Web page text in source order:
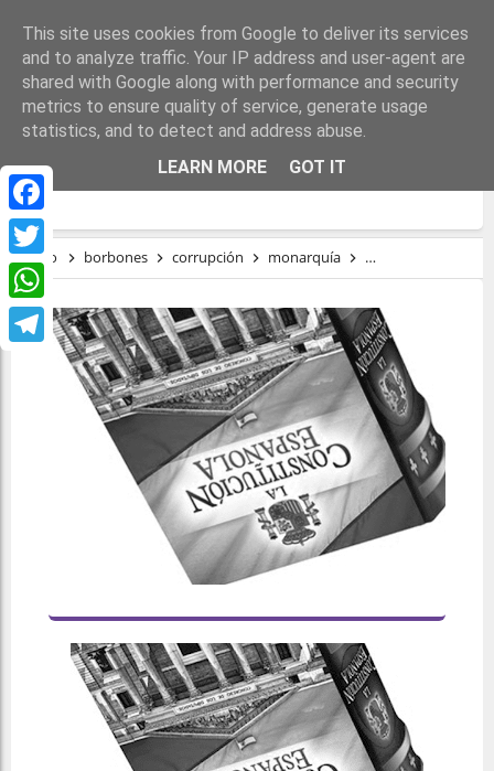
Facebook
Twitter
WhatsApp
Telegram
LA CONSTITUCIÓN DEL 78 SECUESTRA LA
DEMOCRACIA
Inicio borbones corrupción monarquía Proceso
This site uses cookies from Google to deliver its services
and to analyze traffic. Your IP address and user-agent are
shared with Google along with performance and security
metrics to ensure quality of service, generate usage
statistics, and to detect and address abuse.
LEARN MORE
GOT IT